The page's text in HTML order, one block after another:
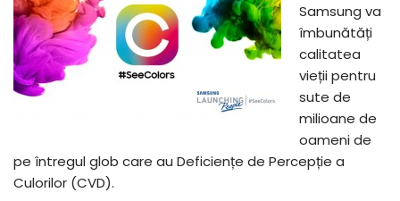
Samsung va
îmbunătăți
calitatea
vieții pentru
sute de
milioane de
oameni de
pe întregul glob care au Deficiențe de Percepție a
Culorilor (CVD).